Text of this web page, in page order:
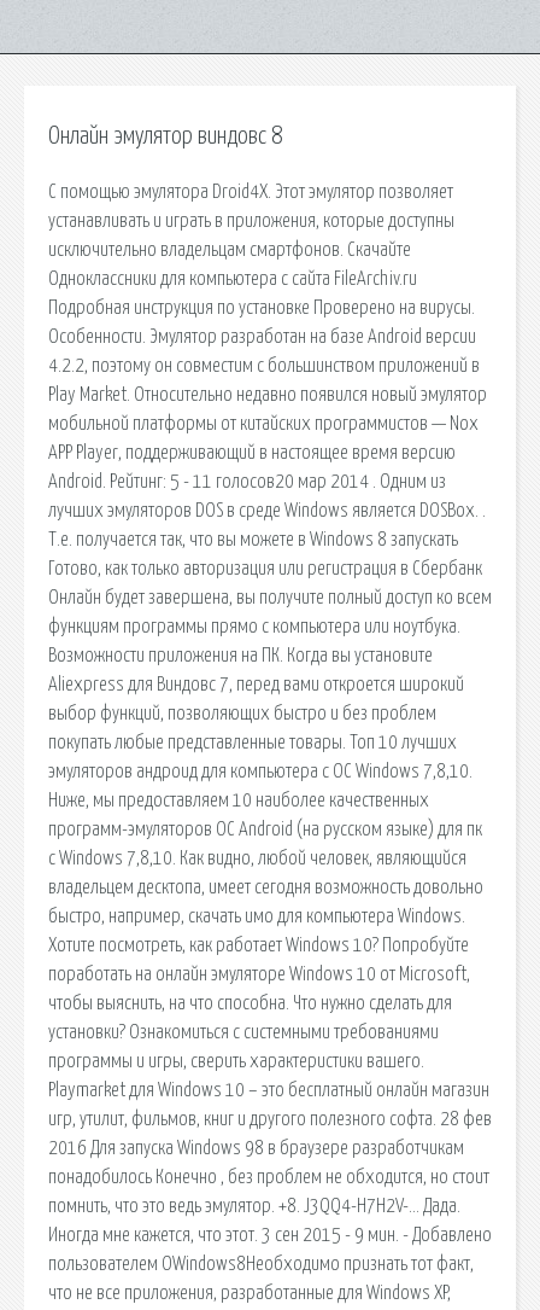
Онлайн эмулятор виндовс 8
С помощью эмулятора Droid4X. Этот эмулятор позволяет
устанавливать и играть в приложения, которые доступны
исключительно владельцам смартфонов. Скачайте
Одноклассники для компьютера с сайта FileArchiv.ru
Подробная инструкция по установке Проверено на вирусы.
Особенности. Эмулятор разработан на базе Android версии
4.2.2, поэтому он совместим с большинством приложений в
Play Market. Относительно недавно появился новый эмулятор
мобильной платформы от китайских программистов — Nox
APP Player, поддерживающий в настоящее время версию
Android. Рейтинг: 5 - 11 голосов20 мар 2014 . Одним из
лучших эмуляторов DOS в среде Windows является DOSBox. .
Т.е. получается так, что вы можете в Windows 8 запускать
Готово, как только авторизация или регистрация в Сбербанк
Онлайн будет завершена, вы получите полный доступ ко всем
функциям программы прямо с компьютера или ноутбука.
Возможности приложения на ПК. Когда вы установите
Aliexpress для Виндовс 7, перед вами откроется широкий
выбор функций, позволяющих быстро и без проблем
покупать любые представленные товары. Топ 10 лучших
эмуляторов андроид для компьютера с ОС Windows 7,8,10.
Ниже, мы предоставляем 10 наиболее качественных
программ-эмуляторов ОС Android (на русском языке) для пк
с Windows 7,8,10. Как видно, любой человек, являющийся
владельцем десктопа, имеет сегодня возможность довольно
быстро, например, скачать имо для компьютера Windows.
Хотите посмотреть, как работает Windows 10? Попробуйте
поработать на онлайн эмуляторе Windows 10 от Microsoft,
чтобы выяснить, на что способна. Что нужно сделать для
установки? Ознакомиться с системными требованиями
программы и игры, сверить характеристики вашего.
Playmarket для Windows 10 – это бесплатный онлайн магазин
игр, утилит, фильмов, книг и другого полезного софта. 28 фев
2016 Для запуска Windows 98 в браузере разработчикам
понадобилось Конечно , без проблем не обходится, но стоит
помнить, что это ведь эмулятор. +8. J3QQ4-H7H2V-… Дада.
Иногда мне кажется, что этот. 3 сен 2015 - 9 мин. - Добавлено
пользователем OWindows8Необходимо признать тот факт,
что не все приложения, разработанные для Windows XP,